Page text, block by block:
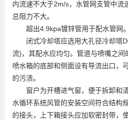
内流速不大于2m/s，水管网支管中流
总阻力不大。
超出4.9kpa镀锌管用于配水管网。
闭式冷却塔应选用大孔径冷却塔
流)，其配水应均匀。管道与喷嘴之间
喷水箱的底部和侧面设有导流出口，
的污渍。
窗户为开槽进气窗，便于拆卸和
水循环系统风管的安装空间符合结构
的接头，上下箱接头应加软密封带，